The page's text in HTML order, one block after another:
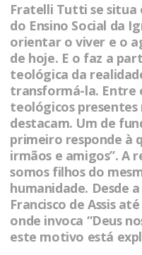
Fratelli Tutti se
do Ensino Social da
orientar o viver e o
de hoje. E o faz a
teológica da
transformá-la. Entre
teológicos
destacam. Um de
primeiro responde à
irmãos e amigos”. A
somos filhos do
humanidade. Desde
Francisco de Assis
onde invoca “Deus
este motivo está